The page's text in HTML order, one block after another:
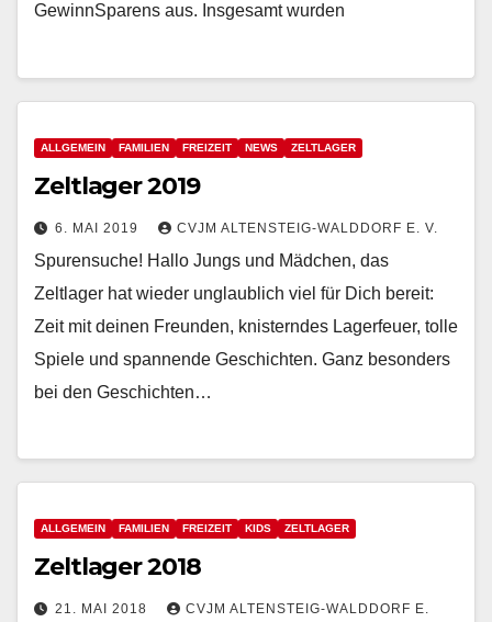
GewinnSparens aus. Insgesamt wurden
ALLGEMEIN FAMILIEN FREIZEIT NEWS ZELTLAGER
Zeltlager 2019
6. MAI 2019 CVJM ALTENSTEIG-WALDDORF E. V.
Spurensuche! Hallo Jungs und Mädchen, das
Zeltlager hat wieder unglaublich viel für Dich bereit:
Zeit mit deinen Freunden, knisterndes Lagerfeuer, tolle
Spiele und spannende Geschichten. Ganz besonders
bei den Geschichten…
ALLGEMEIN FAMILIEN FREIZEIT KIDS ZELTLAGER
Zeltlager 2018
21. MAI 2018 CVJM ALTENSTEIG-WALDDORF E.